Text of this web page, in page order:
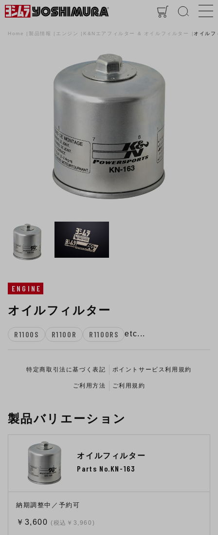
Home 製品情報 エンジン K&Nエアフィルター & オイルフィルター オイルフ
ENGINE
オイルフィルター
R1100S R1100R R1100RS etc...
特定商取引法に基づく表記 ポイントサービス利用規約
ご利用方法 ご利用規約
製品バリエーション
オイルフィルター
Parts No.KN-163
納期調整中／予約可
￥3,600 (税込￥3,960)